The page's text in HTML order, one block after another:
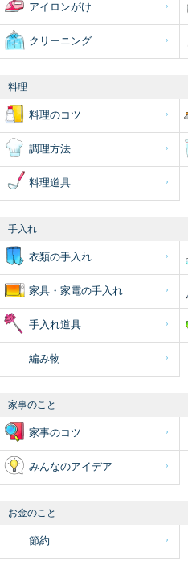
アイロンがけ
クリーニング
料理
料理のコツ
調理方法
料理道具
手入れ
衣類の手入れ
家具・家電の手入れ
手入れ道具
編み物
家事のこと
家事のコツ
みんなのアイデア
お金のこと
節約